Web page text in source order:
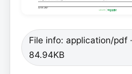
File info: application/pdf
84.94KB